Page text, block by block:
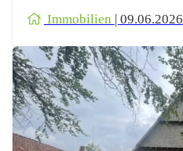
Immobilien | 09.06.2026